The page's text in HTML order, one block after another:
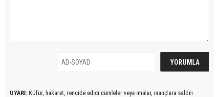
UYARI: Küfür, hakaret, rencide edici cümleler veya imalar, inançlara saldırı